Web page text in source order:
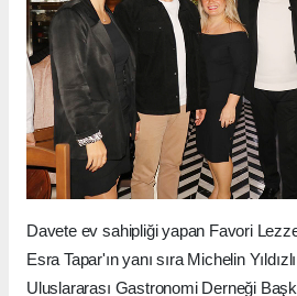
Davete ev sahipliği yapan Favori
Esra Tapar'ın yanı sıra Michelin
Uluslararası Gastronomi Derneği